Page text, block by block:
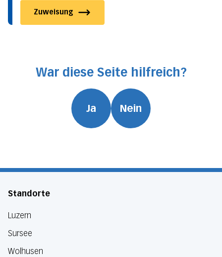
Zuweisung
War diese Seite hilfreich?
Ja Nein
Standorte
Luzern
Sursee
Wolhusen